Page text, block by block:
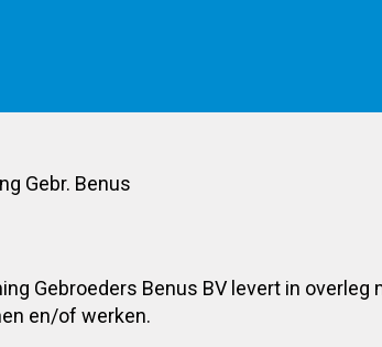
Gebr. Benus
Gebroeders Benus BV levert in
en/of werken.